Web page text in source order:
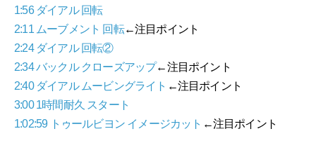
1:56 ダイアル 回転
2:11 ムーブメント 回転←注目ポイント
2:24 ダイアル 回転②
2:34 バックル クローズアップ←注目ポイント
2:40 ダイアル ムービングライト ←注目ポイント
3:00 1時間耐久 スタート
1:02:59 トゥールビヨン イメージカット ←注目ポイント